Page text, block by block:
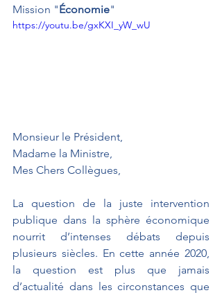
Mission "Économie"
https://youtu.be/gxKXI_yW_wU
Monsieur le Président,
Madame la Ministre,
Mes Chers Collègues,
La question de la juste intervention
publique dans la sphère économique
nourrit d’intenses débats depuis
plusieurs siècles. En cette année 2020,
la question est plus que jamais
d’actualité dans les circonstances que